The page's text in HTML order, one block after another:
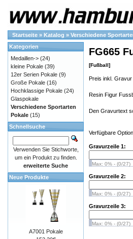
Startseite » Katalog » Verschiedene
FG665
[Fußball]
Preis inkl.
Resin Figur
Den Gravurtext
Verfügbare
Gravurzeile 1:
Max: 0% - (0/27)
Gravurzeile 2:
Max: 0% - (0/27)
Gravurzeile 3:
Max: 0% - (0/27)
Kategorien
Medaillen-> (24)
kleine Pokale (39)
12er Serien Pokale (9)
Große Pokale (16)
Hochklassige Pokale (24)
Glaspokale
Verschiedene Sportarten
Pokale (15)
Schnellsuche
Verwenden Sie Stichworte,
um ein Produkt zu finden.
erweiterte Suche
Neue Produkte
A7001 Pokale